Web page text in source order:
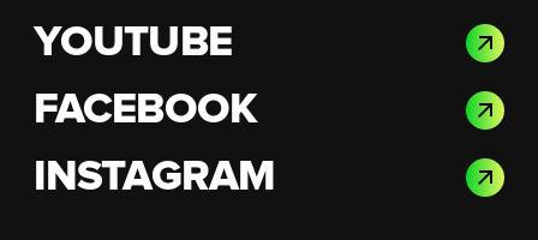
YOUTUBE
FACEBOOK
INSTAGRAM